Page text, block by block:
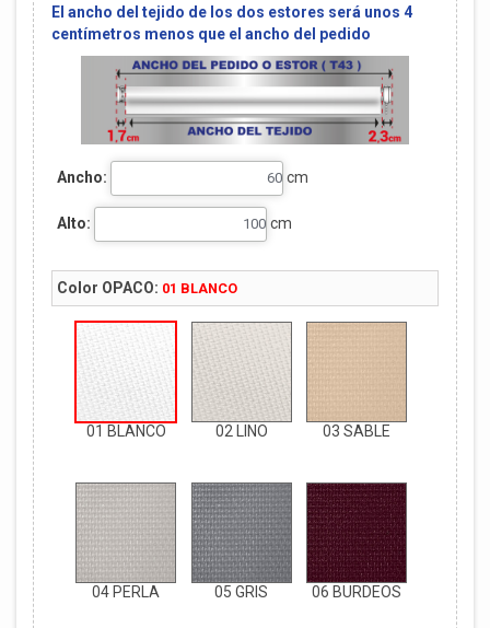
El ancho del tejido de los dos estores será unos 4
centímetros menos que el ancho del pedido
Ancho: cm
Alto: cm
Color OPACO: 01 BLANCO
01 BLANCO 02 LINO 03 SABLE
04 PERLA 05 GRIS 06 BURDEOS